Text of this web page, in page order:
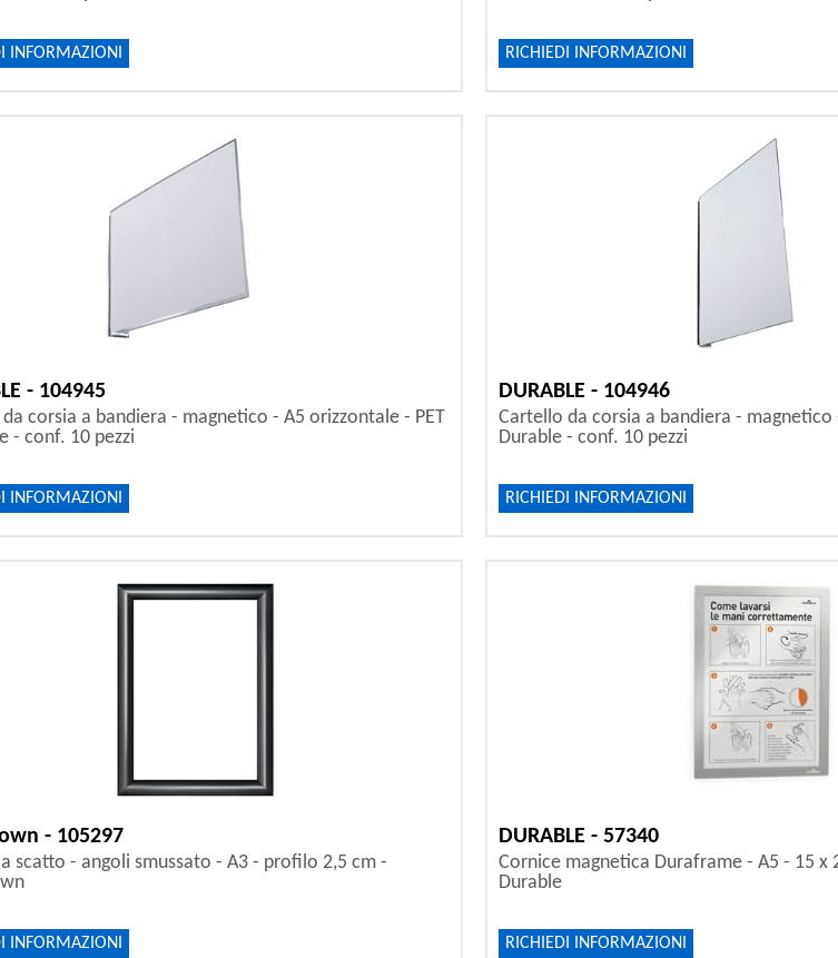
INFORMAZIONI RICHIEDI INFORMAZIONI
- 104945
corsia a bandiera - magnetico - A5 orizzontale - PET
- conf. 10 pezzi
INFORMAZIONI
DURABLE - 104946
Cartello da corsia a bandiera - magnetico
Durable - conf. 10 pezzi
RICHIEDI INFORMAZIONI
- 105297
scatto - angoli smussato - A3 - profilo 2,5 cm -
INFORMAZIONI
DURABLE - 57340
Cornice magnetica Duraframe - A5 - 15 x
Durable
RICHIEDI INFORMAZIONI